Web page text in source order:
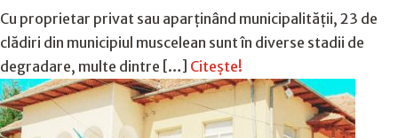
Cu proprietar privat sau aparținând municipalității, 23 de
clădiri din municipiul muscelean sunt în diverse stadii de
degradare, multe dintre […] Citește!